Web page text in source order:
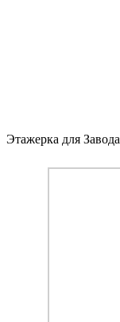
Этажерка для Завода